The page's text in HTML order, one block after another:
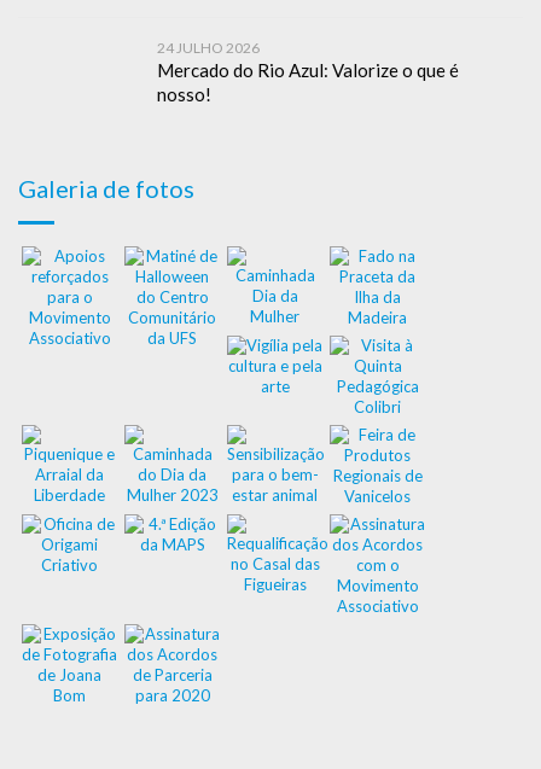
24 JULHO 2026
Mercado do Rio Azul: Valorize o que é
nosso!
Galeria de fotos